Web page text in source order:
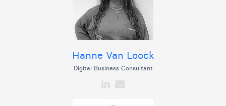
Hanne Van Loock
Digital Business Consultant